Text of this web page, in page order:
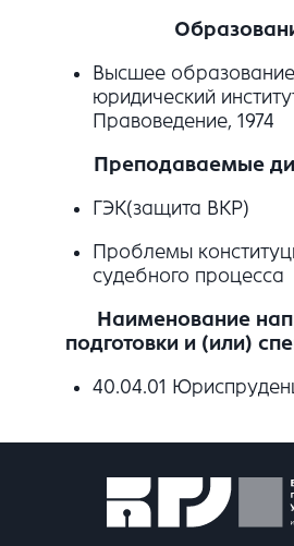
Высшее
юридический
Правоведение, 1974
Преподаваемые
ГЭК(защита ВКР)
Проблемы
судебного процесса
Наименование
подготовки и (или)
40.04.01